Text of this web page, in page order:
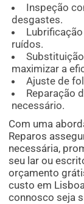
Inspeção
desgastes.
ruídos.
maximizar a
Ajuste de
Reparação
necessário.
Com uma
Reparos
necessária,
seu lar ou
orçamento
custo em
connosco seja